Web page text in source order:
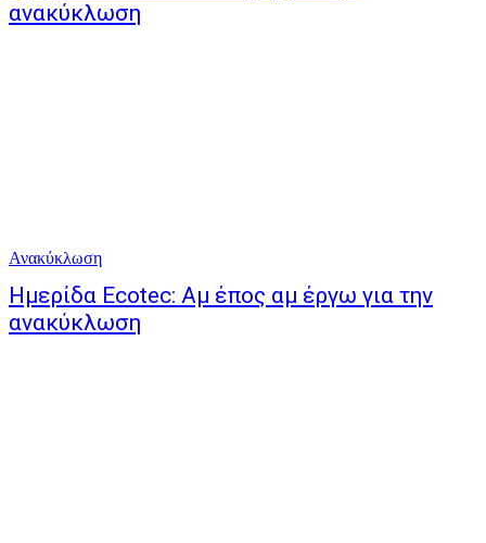
ανακύκλωση
Ανακύκλωση
Ημερίδα Ecotec: Αμ έπος αμ έργω για την
ανακύκλωση